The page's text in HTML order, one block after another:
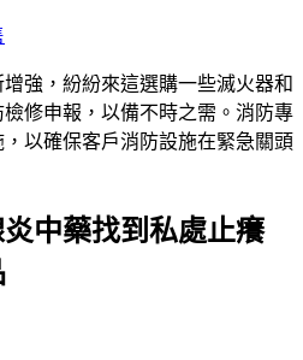
強，紛紛來這選購一些滅火器和
修申報，以備不時之需。消防專
以確保客戶消防設施在緊急關頭
中藥找到私處止癢